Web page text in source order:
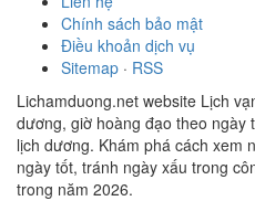
Chính sách bảo mật
Điều khoản dịch vụ
Sitemap · RSS
Lichamduong.net website Lịch
dương, giờ hoàng đạo theo ngày
lịch dương. Khám phá cách xem
ngày tốt, tránh ngày xấu trong
trong năm 2026.